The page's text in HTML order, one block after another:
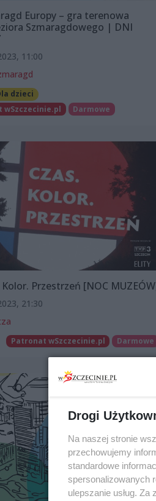
Europy – gra terenowa
Szmaragdowego | DNI
11:00
dzieci
wSzczecinie.pl
Darmowe
Kolor. Przestrzeń [NOC
21:30
Patronat wSzczecinie.pl Darmowe
Drogi
Na naszej stronie
przechowujemy
standardowe
spersonalizowanych
ulepszanie usług.